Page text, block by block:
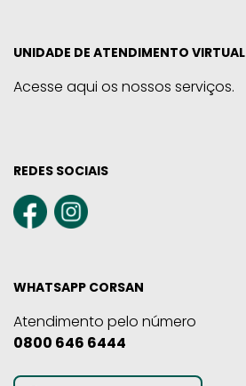
UNIDADE DE ATENDIMENTO VIRTUAL
Acesse aqui os nossos serviços.
REDES SOCIAIS
WHATSAPP CORSAN
Atendimento pelo número
0800 646 6444